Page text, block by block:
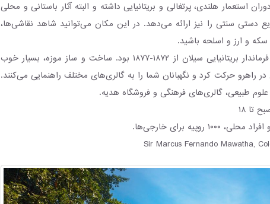
استعمار هلندی، پرتغالی و بریتانیایی داشته و البته آثار باستانی و محلی
دستی سنتی را نیز ارائه می‌دهد. در این مکان می‌توانید شاهد نقاشی‌ها،
و ارز و اسلحه باشید.
موسس موزه ویلیام هنری گریگوری، فرماندار بریتانیایی سیلان از ۱۸۷۲-۱۸۷۷ بود. ساخت و ساز موزه، بسیار خوب
راهرو حرکت کرد و نگهبانان شما را به گالری‌های مختلف راهنمایی می‌کنند.